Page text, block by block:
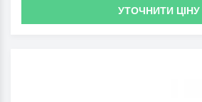
УТОЧНИТИ ЦІНУ